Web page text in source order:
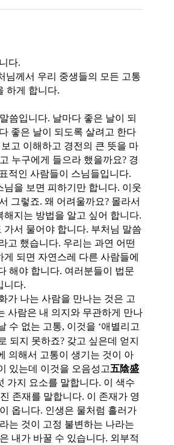
다.
님께서 우리 중생들의 모든 고통
하게 합니다.
씀입니다. 날마다 좋은 날이 되
좋은 날이 되도록 살려고 한다
고 이해하고 경전의 큰 뜻을 마
누구에게 들으라 했을까요? 경
적인 사람들이 스님들입니다.
을 보면 피하기만 합니다. 이웃
그렇죠. 왜 어려울까요? 몰라서
지는 방법을 알고 싶어 합니다.
서 물어야 합니다. 부처님 말씀
고 했습니다. 우리는 과연 어떤
되면 자연스레 다른 사람들에
해야 합니다. 여러분들이 법문
니다.
가 나는 사람을 만나는 것은 고
사람은 내 의지와 무관하게 만나
수 없는 고통, 이것을 ‘애별리고
되지 못하죠? 갖고 싶은데 얻지
의해서 고통이 생기는 것이 아
있는데 이것을 오음성고五陰盛
가지 요소를 말합니다. 이 색수
존재를 말합니다. 이 존재가 영
옵니다. 인생은 물처럼 흘러가
는 것이 고정 불변하는 나라는
내가 바꿀 수 있습니다. 외부적